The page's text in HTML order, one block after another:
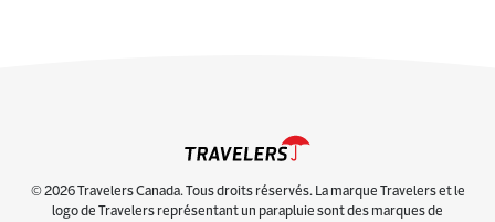
© 2026 Travelers Canada. Tous droits réservés. La marque Travelers et le
logo de Travelers représentant un parapluie sont des marques de